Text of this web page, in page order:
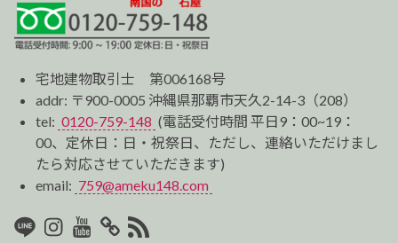
宅地建物取引士 第006168号
addr: 〒900-0005 沖縄県那覇市天久2-14-3（208）
tel: 0120-759-148 (電話受付時間 平日9：00~19：
00、定休日：日・祝祭日、ただし、連絡いただけまし
たら対応させていただきます)
email: 759@ameku148.com
LINEInstagram
Youtube
マ RSS2